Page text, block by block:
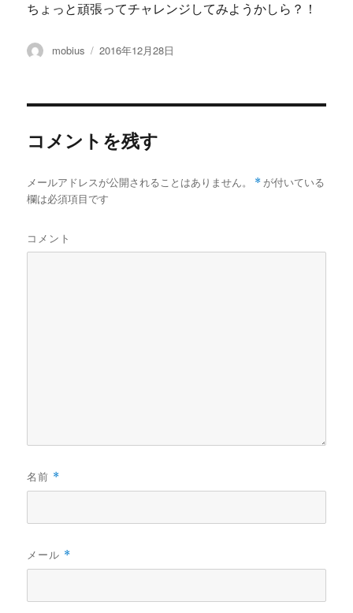
ちょっと頑張ってチャレンジしてみようかしら？！
投
mobius
投
2016年12月28日
コメントを残す
メールアドレスが公開されることはありません。 * が付いている
欄は必須項目です
コメント
名前 *
メール *